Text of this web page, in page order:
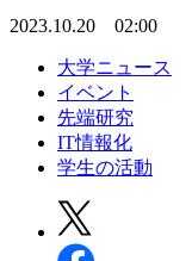
2023.10.20 02:00
大学ニュース
イベント
先端研究
IT情報化
学生の活動